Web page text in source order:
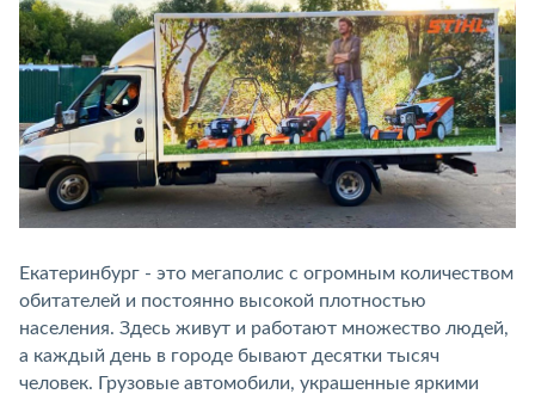
Екатеринбург - это мегаполис с огромным количеством
обитателей и постоянно высокой плотностью
населения. Здесь живут и работают множество людей,
а каждый день в городе бывают десятки тысяч
человек. Грузовые автомобили, украшенные яркими